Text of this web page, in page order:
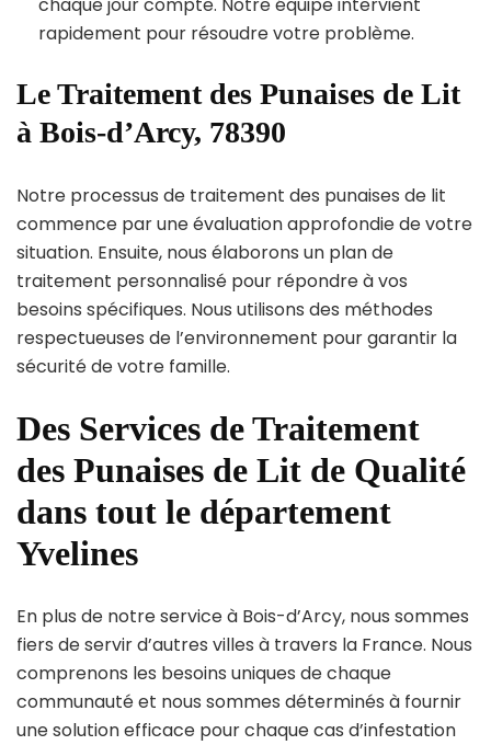
rapidement pour résoudre votre problème.
Le Traitement des Punaises de Lit
à Bois-d’Arcy, 78390
Notre processus de traitement des punaises de lit
commence par une évaluation approfondie de votre
situation. Ensuite, nous élaborons un plan de
traitement personnalisé pour répondre à vos
besoins spécifiques. Nous utilisons des méthodes
respectueuses de l’environnement pour garantir la
sécurité de votre famille.
Des Services de Traitement
des Punaises de Lit de Qualité
dans tout le département
Yvelines
En plus de notre service à Bois-d’Arcy, nous sommes
fiers de servir d’autres villes à travers la France. Nous
comprenons les besoins uniques de chaque
communauté et nous sommes déterminés à fournir
une solution efficace pour chaque cas d’infestation